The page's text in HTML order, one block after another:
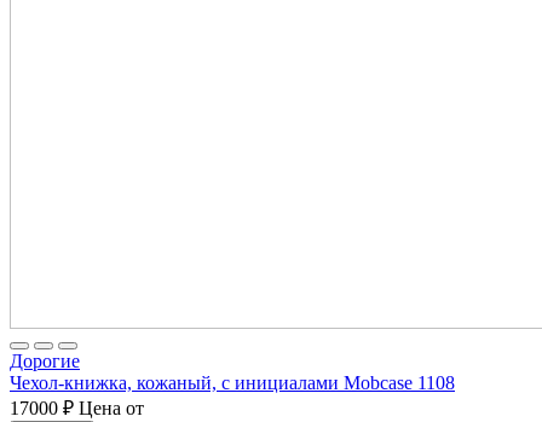
Дорогие
Чехол-книжка, кожаный, с инициалами Mobcase 1108
17000 ₽ Цена от